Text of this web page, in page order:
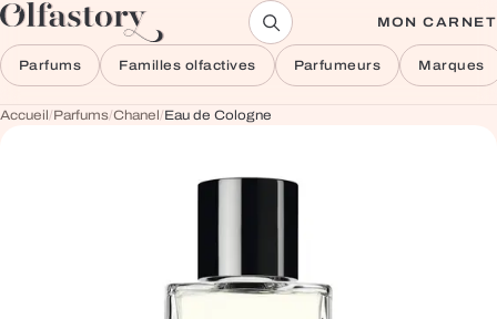
Aller au contenu MON CARNET
Parfums Familles olfactives Parfumeurs Marques
Accueil/Parfums/Chanel/Eau de Cologne